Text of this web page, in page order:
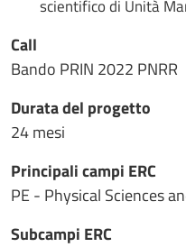
scientifico di Unità
Call
Bando PRIN 2022 PNRR
Durata del progetto
24 mesi
Principali campi ERC
PE - Physical Sciences
Subcampi ERC